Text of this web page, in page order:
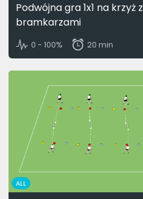
Podwójna gra 1x1 na krzyż z
bramkarzami
0 - 100% 20 min
ALL